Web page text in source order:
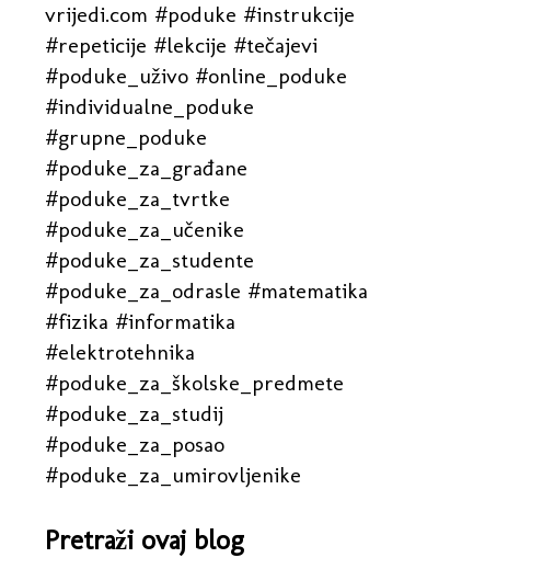
vrijedi.com #poduke #instrukcije
#repeticije #lekcije #tečajevi
#poduke_uživo #online_poduke
#individualne_poduke
#grupne_poduke
#poduke_za_građane
#poduke_za_tvrtke
#poduke_za_učenike
#poduke_za_studente
#poduke_za_odrasle #matematika
#fizika #informatika
#elektrotehnika
#poduke_za_školske_predmete
#poduke_za_studij
#poduke_za_posao
#poduke_za_umirovljenike
Pretraži ovaj blog